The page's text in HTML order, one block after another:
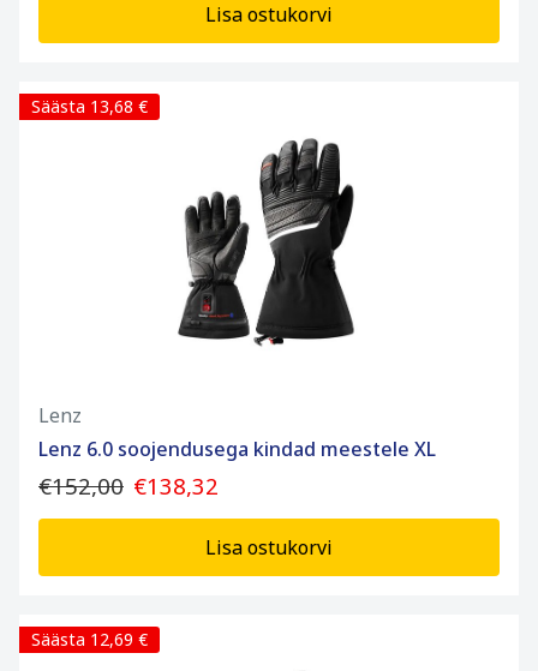
Lisa ostukorvi
Säästa 13,68 €
Lenz
Lenz 6.0 soojendusega kindad meestele XL
€152,00 €138,32
Lisa ostukorvi
Säästa 12,69 €